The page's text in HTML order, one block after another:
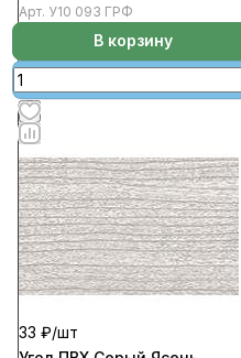
Арт. У10 093 ГРФ
В корзину
33 ₽/шт